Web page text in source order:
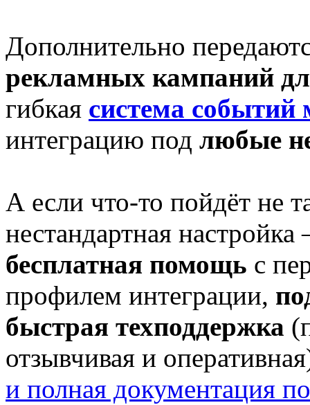
Дополнительно
рекламных кампаний
гибкая система событий
интеграцию под любые
А если что-то пойдёт не
нестандартная
бесплатная помощь с
профилем интеграции,
быстрая техподдержка
отзывчивая и
и полная документация